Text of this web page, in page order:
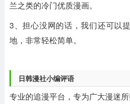
兰之类的冷门优质漫画。
3、担心没网的话，我们还可以
地，非常轻松简单。
日韩漫社小编评语
专业的追漫平台，专为广大漫迷